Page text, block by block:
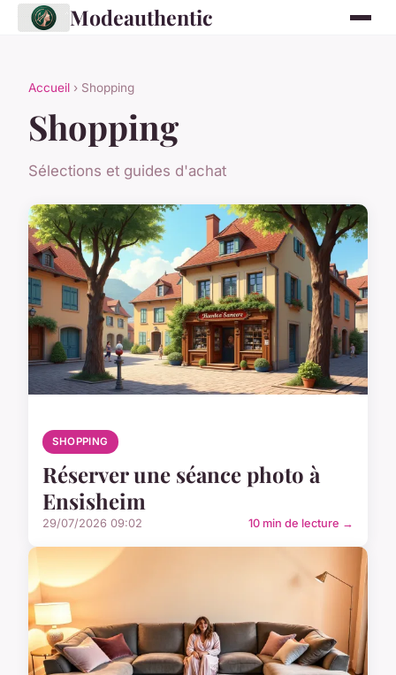
Modeauthentic
Accueil › Shopping
Shopping
Sélections et guides d'achat
SHOPPING
Réserver une séance photo à
Ensisheim
29/07/2026 09:02 10 min de lecture →